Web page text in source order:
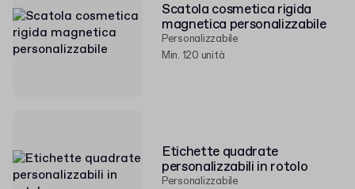
Scatola cosmetica rigida
magnetica personalizzabile
Personalizzabile
Min. 120 unità
Etichette quadrate
personalizzabili in rotolo
Personalizzabile